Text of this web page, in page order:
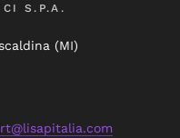
S.P.A.
(MI)